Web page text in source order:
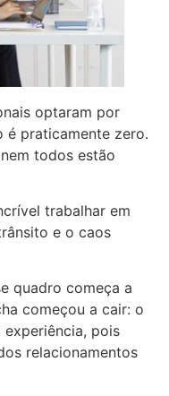
optaram por
é praticamente zero.
todos estão
trabalhar em
e o caos
quadro começa a
começou a cair: o
experiência, pois
relacionamentos